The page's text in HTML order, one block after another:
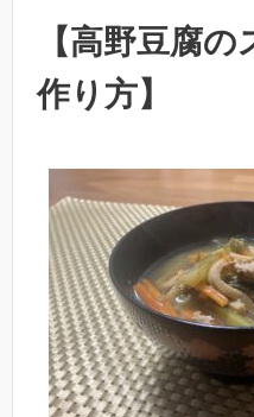
【高野豆腐
作り方】